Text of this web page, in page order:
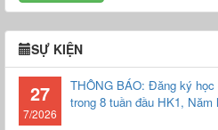
SỰ KIỆN
27
7/2026
THÔNG BÁO: Đăng ký học
trong 8 tuần đầu HK1, Năm